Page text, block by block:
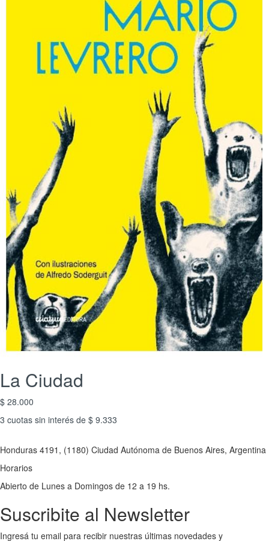
La Ciudad
$ 28.000
3 cuotas sin interés de $ 9.333
Honduras 4191, (1180) Ciudad Autónoma de Buenos Aires, Argentina
Horarios
Abierto de Lunes a Domingos de 12 a 19 hs.
Suscribite al Newsletter
Ingresá tu email para recibir nuestras últimas novedades y